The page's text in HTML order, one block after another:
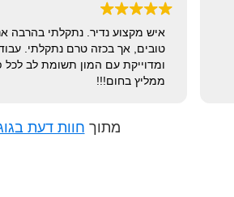
יוסי שירותי מאוד ונעים הליכות עובד בגופן
מקצועי מהיר ונקי. ממליץ מאוד !
מתוך חוות דעת